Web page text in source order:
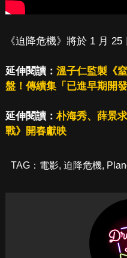
《迫降危機》將於 1 月 25
延伸閱讀： 溫子仁監製《
盤！傳續集「已進早期開發
延伸閱讀：朴海秀、薛景
戰》開春獻映
TAG： 電影, 迫降危機,